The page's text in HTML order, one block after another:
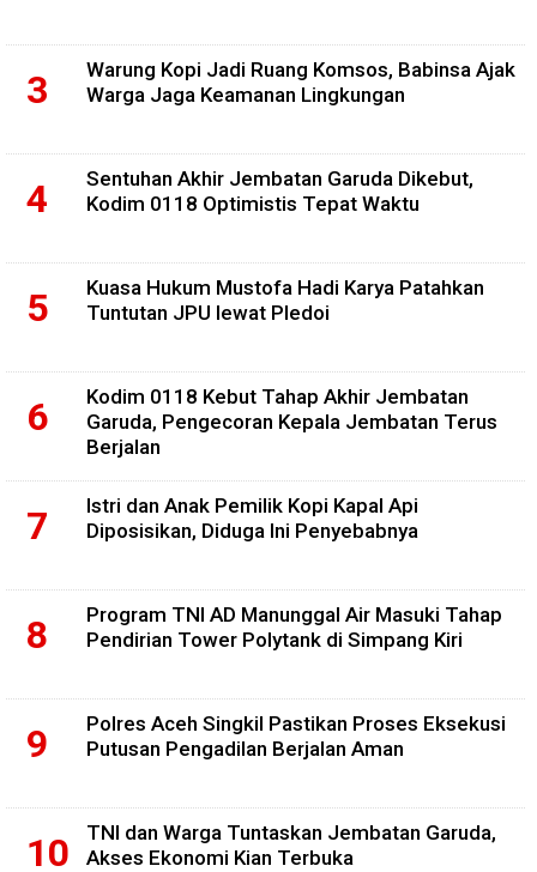
Warung Kopi Jadi Ruang Komsos, Babinsa Ajak
Warga Jaga Keamanan Lingkungan
Sentuhan Akhir Jembatan Garuda Dikebut,
Kodim 0118 Optimistis Tepat Waktu
Kuasa Hukum Mustofa Hadi Karya Patahkan
Tuntutan JPU lewat Pledoi
Kodim 0118 Kebut Tahap Akhir Jembatan
Garuda, Pengecoran Kepala Jembatan Terus
Berjalan
Istri dan Anak Pemilik Kopi Kapal Api
Diposisikan, Diduga Ini Penyebabnya
Program TNI AD Manunggal Air Masuki Tahap
Pendirian Tower Polytank di Simpang Kiri
Polres Aceh Singkil Pastikan Proses Eksekusi
Putusan Pengadilan Berjalan Aman
TNI dan Warga Tuntaskan Jembatan Garuda,
Akses Ekonomi Kian Terbuka